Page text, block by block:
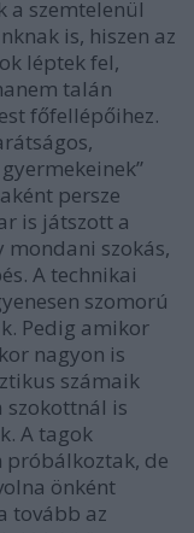
a szemtelenül
is, hiszen az
léptek fel,
talán
főfellépőihez.
persze
is játszott a
mondani szokás,
A technikai
szomorú
Pedig amikor
nagyon is
számaik
szokottnál is
A tagok
próbálkoztak, de
önként
tovább az